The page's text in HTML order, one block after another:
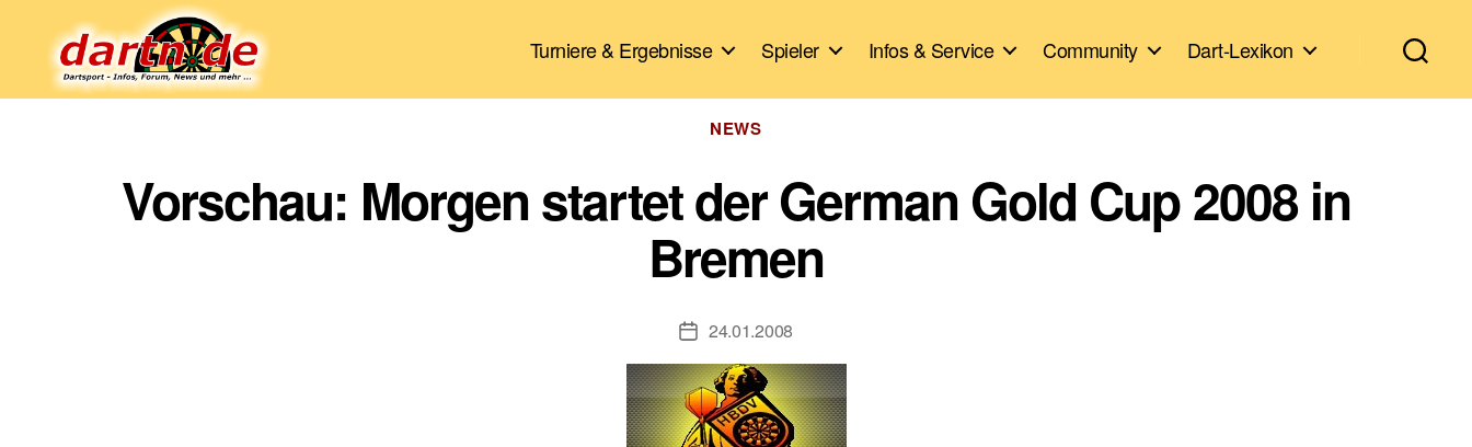
Turniere & Ergebnisse Spieler Infos & Service Community Dart-Lexikon
Kategorien
NEWS
Vorschau: Morgen startet der German Gold Cup 2008 in
Bremen
Veröffentlichungsdatum
24.01.2008